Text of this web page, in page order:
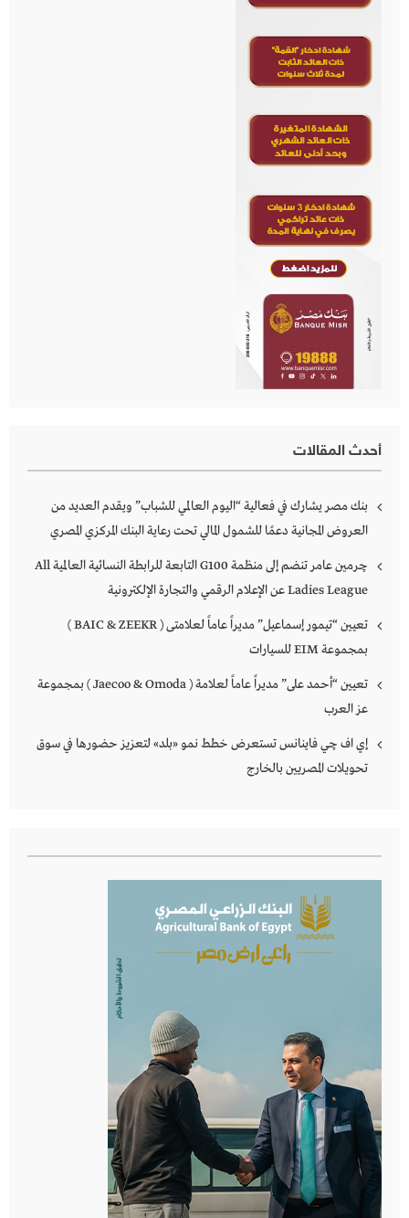
أحدث المقالات
بنك مصر يشارك في فعالية “اليوم العالمي للشباب” ويقدم العديد من
العروض المجانية دعمًا للشمول المالي تحت رعاية البنك المركزي المصري
چرمين عامر تنضم إلى منظمة G100 التابعة للرابطة النسائية العالمية All
Ladies League عن الإعلام الرقمي والتجارة الإلكترونية
تعيين “تيمور إسماعيل” مديراً عاماً لعلامتى ( BAIC & ZEEKR )
بمجموعة EIM للسيارات
تعيين “أحمد على” مديراً عاماً لعلامة ( Jaecoo & Omoda ) بمجموعة
عز العرب
إي اف چي فاينانس تستعرض خطط نمو «بلد» لتعزيز حضورها في سوق
تحويلات المصريين بالخارج